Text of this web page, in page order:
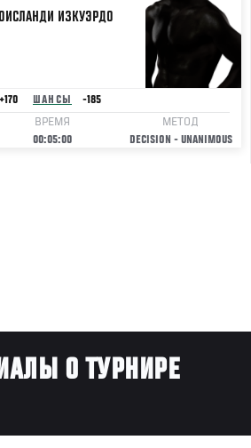
ИЗКУЭРДО
+170 ШАНСЫ
-185
ВРЕМЯ
00:05:00
МЕТОД
DECISION - UNANIMOUS
О ТУРНИРЕ